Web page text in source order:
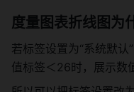
度量图表折线图为
若标签设置为“系统默
值标签＜26时，展示数